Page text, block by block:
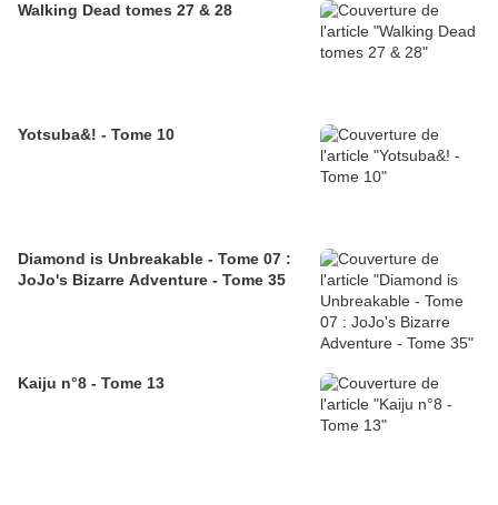
Walking Dead tomes 27 & 28
Yotsuba&! - Tome 10
Diamond is Unbreakable - Tome 07 :
JoJo's Bizarre Adventure - Tome 35
Kaiju n°8 - Tome 13